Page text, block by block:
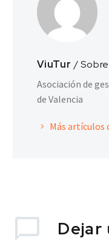
ViuTur /
Asociación de
de Valencia
Más artículos
Dejar